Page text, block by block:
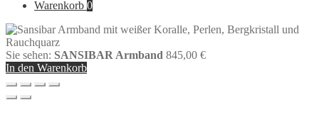
Warenkorb 0
Sie sehen: SANSIBAR Armband 845,00 €
In den Warenkorb